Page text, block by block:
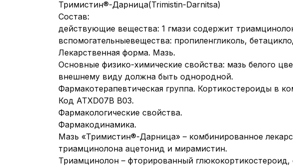
Тримистин®-Дарница(Trimistin-Darnitsa)
Состав:
действующие вещества: 1 гмази содержит
вспомогательныевещества: пропиленгликоль,
Лекарственная форма. Мазь.
Основные физико-химические свойства: мазь белого
внешнему виду должна быть однородной.
Фармакотерапевтическая группа. Кортикостероиды в
Код АТХD07В В03.
Фармакологические свойства.
Фармакодинамика.
Мазь «Тримистин®-Дарница» – комбинированное
триамцинолона ацетонид и мирамистин.
Триамцинолон – фторированный